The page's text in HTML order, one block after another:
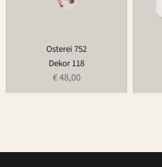
Osterei 752
Dekor 118
€ 48,00